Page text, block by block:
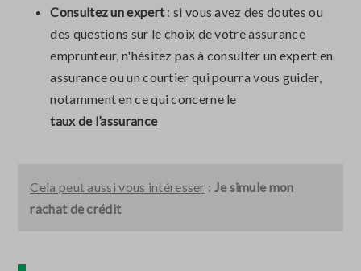
Consultez un expert: si vous avez des doutes ou
des questions sur le choix de votre assurance
emprunteur, n'hésitez pas à consulter un expert en
assurance ou un courtier qui pourra vous guider,
notamment en ce qui concerne le
taux de l’assurance
Cela peut aussi vous intéresser : Je simule mon
rachat de crédit